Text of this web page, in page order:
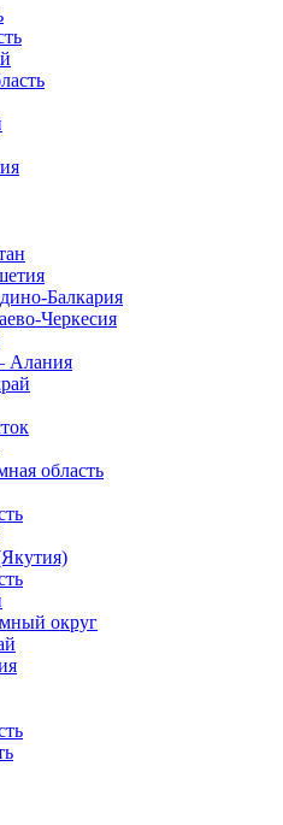
Балкария
Черкесия
Алания
область
округ